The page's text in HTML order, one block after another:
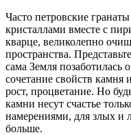
Часто петровские
кристаллами вместе с
кварце, великолепно
пространства.
сама Земля позаботилась
сочетание свойств камня
рост, процветание. Но
камни несут счастье
намерениями, для злых и
больше.